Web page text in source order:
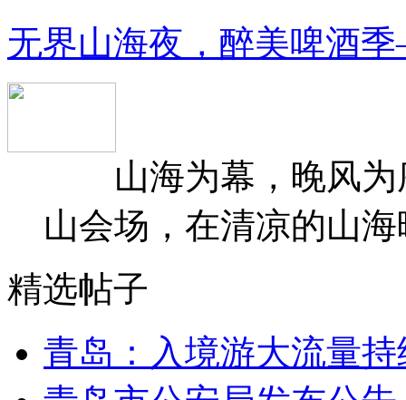
无界山海夜，醉美啤酒
山海为幕，晚风为
山会场，在清凉的山
精选帖子
青岛：入境游大流量